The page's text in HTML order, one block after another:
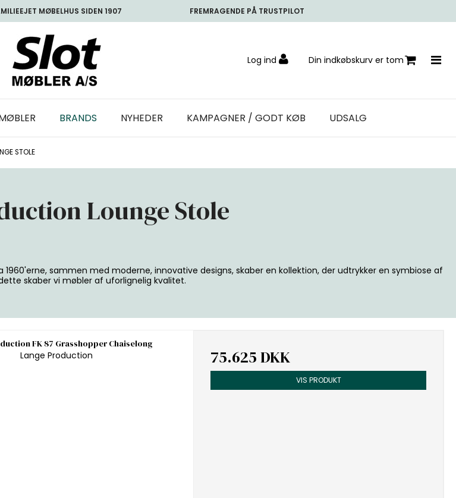
MØBELHUS SIDEN 1907 FREMRAGENDE PÅ TRUSTPILOT
Log ind Din indkøbskurv er tom
BRANDS NYHEDER KAMPAGNER / GODT KØB UDSALG
STOLE
Lounge Stole
sammen med moderne, innovative designs, skaber en kollektion, der udtrykker en symbiose af
skaber vi møbler af uforlignelig kvalitet.
FK 87 Grasshopper Chaiselong
Lange Production
75.625 DKK
VIS PRODUKT